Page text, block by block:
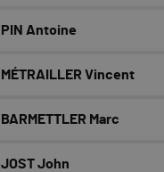
PIN Antoine
MÉTRAILLER Vincent
BARMETTLER Marc
JOST John